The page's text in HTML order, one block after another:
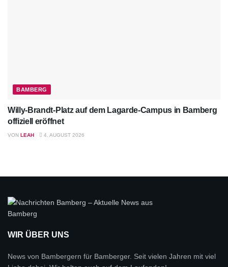
BAMBERG
Willy-Brandt-Platz auf dem Lagarde-Campus in Bamberg
offiziell eröffnet
VON LEAH 4. AUGUST 2026
WIR ÜBER UNS
News von Bambergern für Bamberger. Seit vielen Jahren mit viel